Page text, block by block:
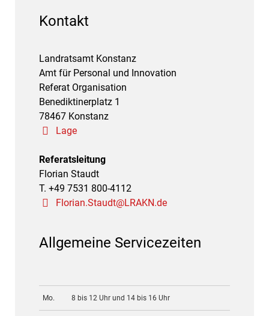
Kontakt
Landratsamt Konstanz
Amt für Personal und Innovation
Referat Organisation
Benediktinerplatz 1
78467 Konstanz
Lage
Referatsleitung
Florian Staudt
T. +49 7531 800-4112
Florian.Staudt@LRAKN.de
Allgemeine Servicezeiten
Mo. 8 bis 12 Uhr und 14 bis 16 Uhr